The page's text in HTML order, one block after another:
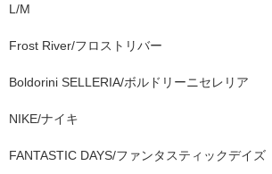
L/M
Frost River/フロストリバー
Boldorini SELLERIA/ボルドリーニセレリア
NIKE/ナイキ
FANTASTIC DAYS/ファンタスティックデイズ